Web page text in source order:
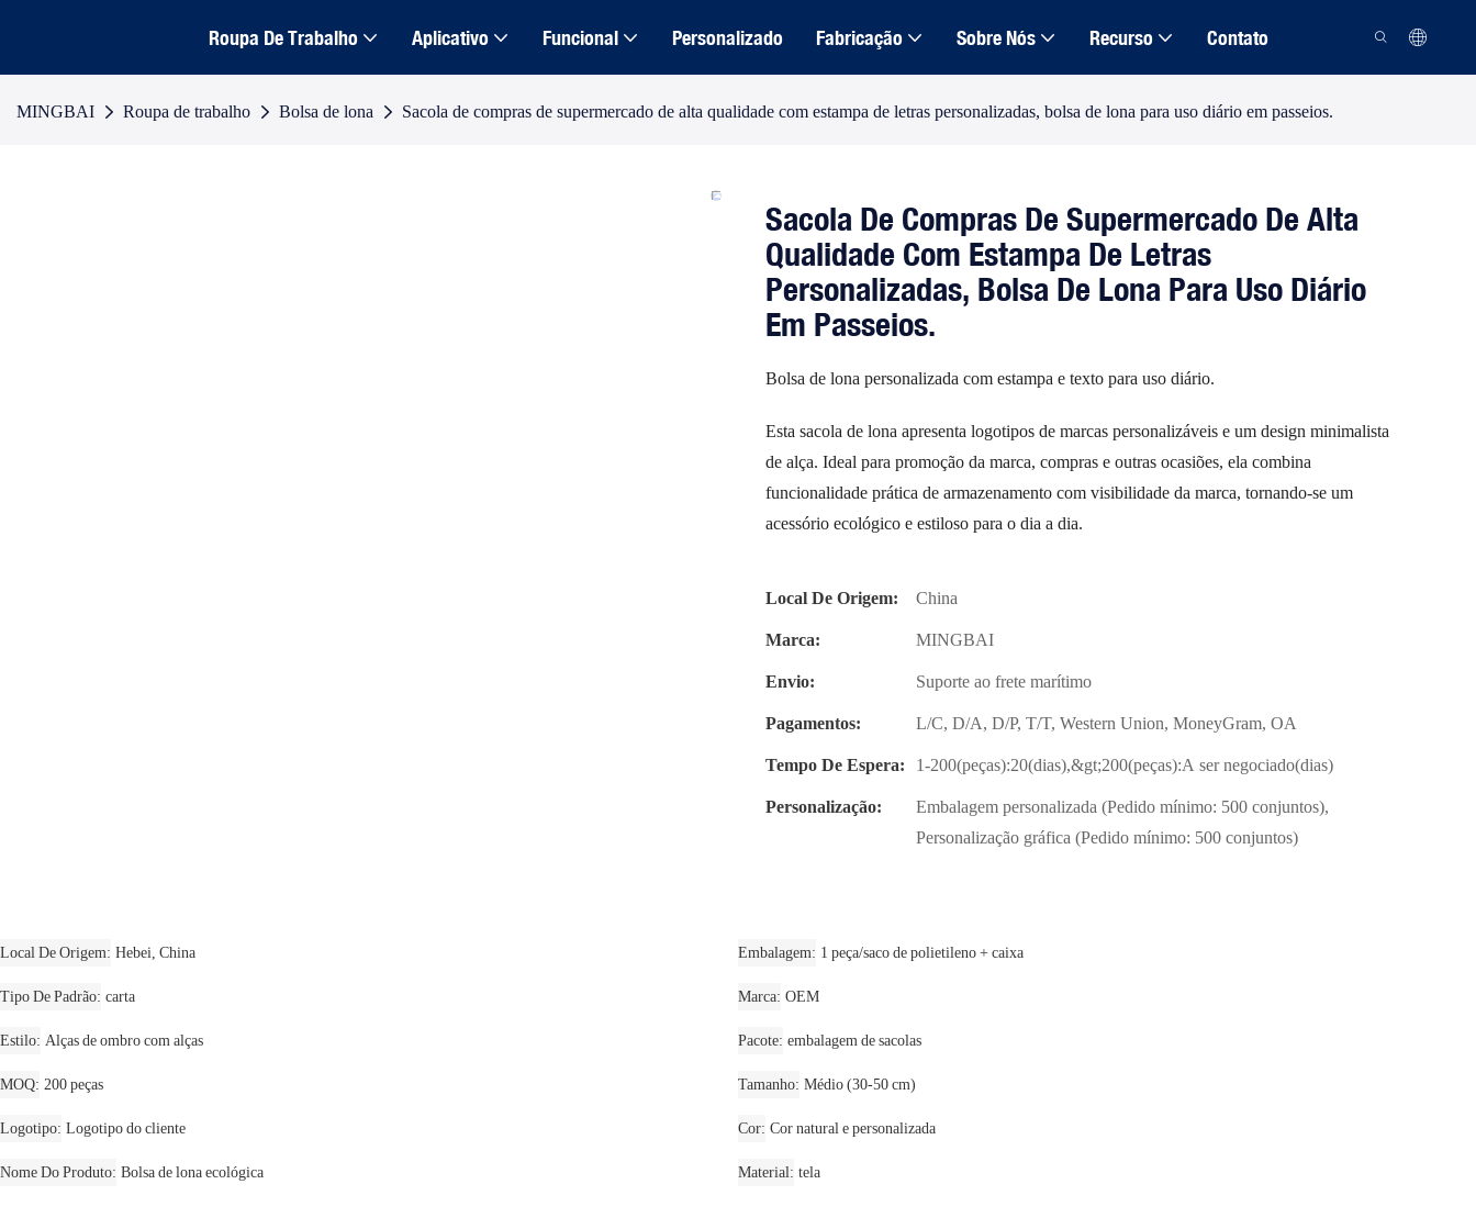
Roupa De Trabalho Aplicativo Funcional Personalizado Fabricação Sobre Nós Recurso Contato
MINGBAI Roupa de trabalho Bolsa de lona Sacola de compras de supermercado de alta qualidade com estampa de letras personalizadas, bolsa de lona para uso diário em passeios.
Sacola De Compras De Supermercado De Alta
Qualidade Com Estampa De Letras
Personalizadas, Bolsa De Lona Para Uso Diário
Em Passeios.
Bolsa de lona personalizada com estampa e texto para uso diário.
Esta sacola de lona apresenta logotipos de marcas personalizáveis ​​e um design minimalista
de alça. Ideal para promoção da marca, compras e outras ocasiões, ela combina
funcionalidade prática de armazenamento com visibilidade da marca, tornando-se um
acessório ecológico e estiloso para o dia a dia.
Local De Origem:
China
Marca:
MINGBAI
Envio:
Suporte ao frete marítimo
Pagamentos:
L/C, D/A, D/P, T/T, Western Union, MoneyGram, OA
Tempo De Espera:
1-200(peças):20(dias),&gt;200(peças):A ser negociado(dias)
Personalização:
Embalagem personalizada (Pedido mínimo: 500 conjuntos),
Personalização gráfica (Pedido mínimo: 500 conjuntos)
Local De Origem Hebei, China Embalagem 1 peça/saco de polietileno + caixa
Tipo De Padrão carta Marca OEM
Estilo Alças de ombro com alças Pacote embalagem de sacolas
MOQ 200 peças Tamanho Médio (30-50 cm)
Logotipo Logotipo do cliente Cor Cor natural e personalizada
Nome Do Produto Bolsa de lona ecológica Material tela